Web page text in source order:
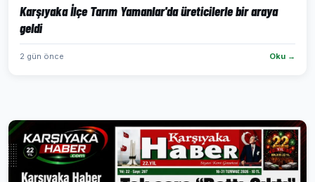
Karşıyaka İlçe Tarım Yamanlar'da üreticilerle bir araya
geldi
2 gün önce Oku →